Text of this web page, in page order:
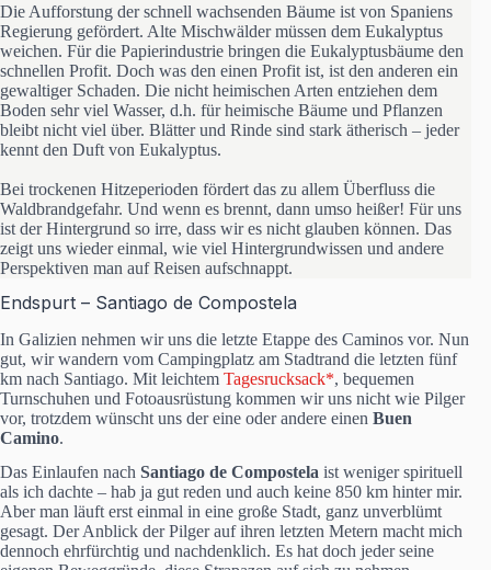
Die Aufforstung der schnell wachsenden Bäume ist von Spaniens
Regierung gefördert. Alte Mischwälder müssen dem Eukalyptus
weichen. Für die Papierindustrie bringen die Eukalyptusbäume den
schnellen Profit. Doch was den einen Profit ist, ist den anderen ein
gewaltiger Schaden. Die nicht heimischen Arten entziehen dem
Boden sehr viel Wasser, d.h. für heimische Bäume und Pflanzen
bleibt nicht viel über. Blätter und Rinde sind stark ätherisch – jeder
kennt den Duft von Eukalyptus.
Bei trockenen Hitzeperioden fördert das zu allem Überfluss die
Waldbrandgefahr. Und wenn es brennt, dann umso heißer! Für uns
ist der Hintergrund so irre, dass wir es nicht glauben können. Das
zeigt uns wieder einmal, wie viel Hintergrundwissen und andere
Perspektiven man auf Reisen aufschnappt.
Endspurt – Santiago de Compostela
In Galizien nehmen wir uns die letzte Etappe des Caminos vor. Nun
gut, wir wandern vom Campingplatz am Stadtrand die letzten fünf
km nach Santiago. Mit leichtem Tagesrucksack*, bequemen
Turnschuhen und Fotoausrüstung kommen wir uns nicht wie Pilger
vor, trotzdem wünscht uns der eine oder andere einen Buen
Camino.
Das Einlaufen nach Santiago de Compostela ist weniger spirituell
als ich dachte – hab ja gut reden und auch keine 850 km hinter mir.
Aber man läuft erst einmal in eine große Stadt, ganz unverblümt
gesagt. Der Anblick der Pilger auf ihren letzten Metern macht mich
dennoch ehrfürchtig und nachdenklich. Es hat doch jeder seine